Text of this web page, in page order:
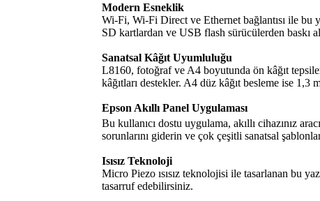
Modern Esneklik
Wi-Fi, Wi-Fi Direct ve Ethernet bağlantısı ile bu
SD kartlardan ve USB flash sürücülerden baskı
Sanatsal Kâğıt Uyumluluğu
L8160, fotoğraf ve A4 boyutunda ön kâğıt
kâğıtları destekler. A4 düz kâğıt besleme ise 1,3
Epson Akıllı Panel Uygulaması
Bu kullanıcı dostu uygulama, akıllı cihazınız
sorunlarını giderin ve çok çeşitli sanatsal
Isısız Teknoloji
Micro Piezo ısısız teknolojisi ile tasarlanan bu
tasarruf edebilirsiniz.